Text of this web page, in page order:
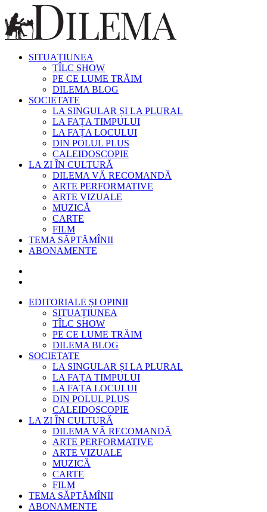
SITUAȚIUNEA
TÎLC SHOW
PE CE LUME TRĂIM
DILEMA BLOG
SOCIETATE
LA SINGULAR ȘI LA PLURAL
LA FAȚA TIMPULUI
LA FAȚA LOCULUI
DIN POLUL PLUS
CALEIDOSCOPIE
LA ZI ÎN CULTURĂ
DILEMA VĂ RECOMANDĂ
ARTE PERFORMATIVE
ARTE VIZUALE
MUZICĂ
CARTE
FILM
TEMA SĂPTĂMÎNII
ABONAMENTE
EDITORIALE ȘI OPINII
SITUAȚIUNEA
TÎLC SHOW
PE CE LUME TRĂIM
DILEMA BLOG
SOCIETATE
LA SINGULAR ȘI LA PLURAL
LA FAȚA TIMPULUI
LA FAȚA LOCULUI
DIN POLUL PLUS
CALEIDOSCOPIE
LA ZI ÎN CULTURĂ
DILEMA VĂ RECOMANDĂ
ARTE PERFORMATIVE
ARTE VIZUALE
MUZICĂ
CARTE
FILM
TEMA SĂPTĂMÎNII
ABONAMENTE